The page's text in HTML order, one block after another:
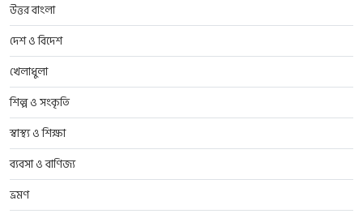
উত্তর বাংলা
দেশ ও বিদেশ
খেলাধুলা
শিল্প ও সংকৃতি
স্বাস্থ্য ও শিক্ষা
ব্যবসা ও বাণিজ্য
ভ্রমণ